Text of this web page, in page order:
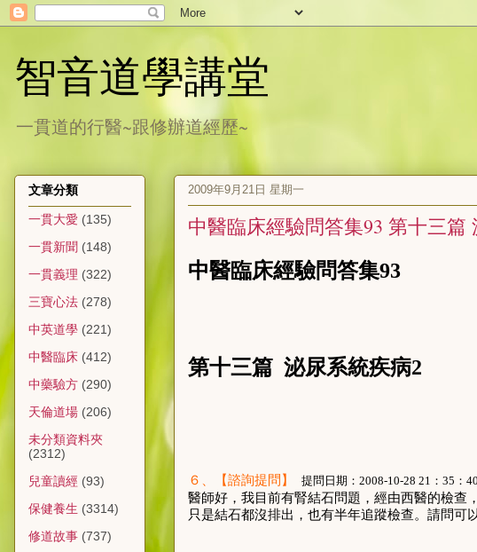
智音道學講堂
一貫道的行醫~跟修辦道經歷~
2009年9月21日 星期一
中醫臨床經驗問答集93 第十三篇
中醫臨床經驗問答集93
第十三篇 泌尿系統疾病2
６ 、【諮詢提問】 提問日期： 2008-10-28 21 ： 35 ： 40
醫師好，我目前有腎結石問題，經由西醫的檢查
只是結石都沒排出，也有半年追蹤檢查。請問可
文章分類
一貫大愛 (135)
一貫新聞 (148)
一貫義理 (322)
三寶心法 (278)
中英道學 (221)
中醫臨床 (412)
中藥驗方 (290)
天倫道場 (206)
未分類資料夾
(2312)
兒童讀經 (93)
保健養生 (3314)
修道故事 (737)